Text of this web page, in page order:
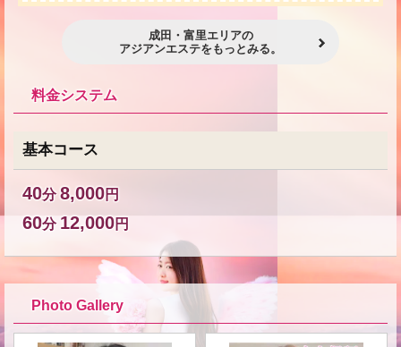
成田・富里エリアの
アジアンエステをもっとみる。
料金システム
基本コース
40分8,000円
60分12,000円
Photo Gallery